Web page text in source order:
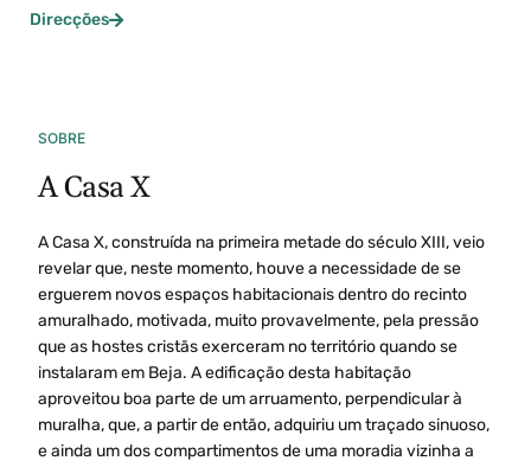
Direcções
SOBRE
A Casa X
A Casa X, construída na primeira metade do século XIII, veio
revelar que, neste momento, houve a necessidade de se
erguerem novos espaços habitacionais dentro do recinto
amuralhado, motivada, muito provavelmente, pela pressão
que as hostes cristãs exerceram no território quando se
instalaram em Beja. A edificação desta habitação
aproveitou boa parte de um arruamento, perpendicular à
muralha, que, a partir de então, adquiriu um traçado sinuoso,
e ainda um dos compartimentos de uma moradia vizinha a